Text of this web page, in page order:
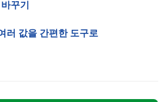
꾸기
러 값을 간편한 도구로